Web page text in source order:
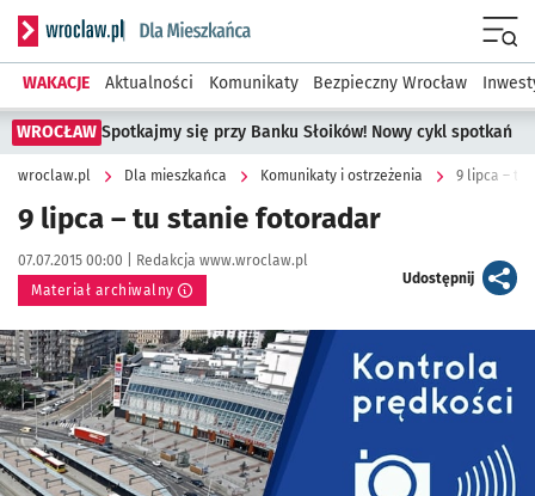
Serwis informacyjny wroclaw.pl podserwis: Dla mieszkańca
WAKACJE Aktualności Komunikaty Bezpieczny Wrocław
WROCŁAW Spotkajmy się przy Banku Słoików! Nowy cykl spotkań
wroclaw.pl Dla mieszkańca Komunikaty i ostrzeżenia 9 lipca – tu
9 lipca – tu stanie fotoradar
Data publikacji:
07.07.2015 00:00 | Autor:
Redakcja www.wroclaw.pl
Materiał archiwalny
Udostępnijartykuł
Kliknij, aby powiększyć